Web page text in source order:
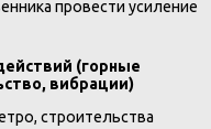
провести усиление
(горные
вибрации)
строительства